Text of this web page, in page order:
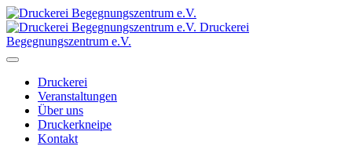
Druckerei
Begegnungszentrum e.V.
Druckerei
Veranstaltungen
Über uns
Druckerkneipe
Kontakt